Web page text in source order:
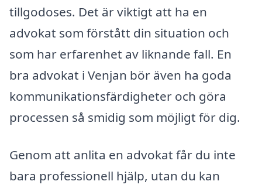
tillgodoses. Det är viktigt att ha en
advokat som förstått din situation och
som har erfarenhet av liknande fall. En
bra advokat i Venjan bör även ha goda
kommunikationsfärdigheter och göra
processen så smidig som möjligt för dig.
Genom att anlita en advokat får du inte
bara professionell hjälp, utan du kan